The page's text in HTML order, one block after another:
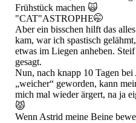
Frühstück machen 🙀
"CAT"ASTROPHE🤭
Aber ein bisschen hilft das
kam, war ich spastisch
etwas im Liegen anheben.
gesagt.
Nun, nach knapp 10 Tagen
„weicher“ geworden, kann
mich mal wieder ärgert, na ja
😾
Wenn Astrid meine Beine